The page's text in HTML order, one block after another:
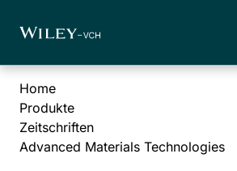
Home
Produkte
Zeitschriften
Advanced Materials Technologies